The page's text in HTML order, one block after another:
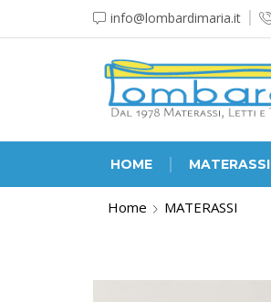
info@lombardimaria.it
HOME MATERASSI
Home MATERASSI